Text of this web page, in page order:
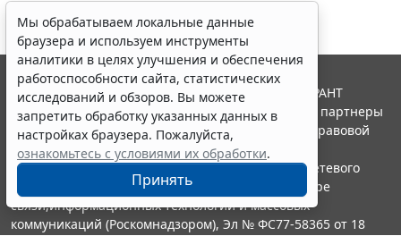
Мы обрабатываем локальные данные
браузера и используем инструменты
аналитики в целях улучшения и обеспечения
работоспособности сайта, статистических
исследований и обзоров. Вы можете
запретить обработку указанных данных в
настройках браузера. Пожалуйста,
ознакомьтесь с условиями их обработки.
Принять
© ООО "НПП "ГАРАНТ-СЕРВИС", 2026. Система ГАРАНТ
выпускается с 1990 года. Компания "Гарант" и ее партнеры
являются участниками Российской ассоциации правовой
информации ГАРАНТ.
Портал ГАРАНТ.РУ зарегистрирован в качестве сетевого
издания Федеральной службой по надзору в сфере
связи,информационных технологий и массовых
коммуникаций (Роскомнадзором), Эл № ФС77-58365 от 18